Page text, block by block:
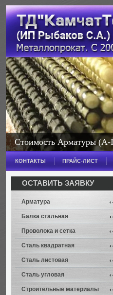
Стоимость Арматуры (А-
Стоимость Балки на май
Широкополочная - от 114
КОНТАКТЫ ПРАЙС-ЛИСТ
ОСТАВИТЬ ЗАЯВКУ
Арматура
Балка стальная
Проволока и сетка
Сталь квадратная
Сталь листовая
Сталь угловая
Строительные материалы